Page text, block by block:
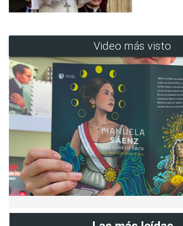
Video más visto